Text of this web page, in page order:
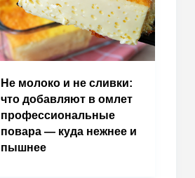
Не молоко и не сливки:
что добавляют в омлет
профессиональные
повара — куда нежнее и
пышнее